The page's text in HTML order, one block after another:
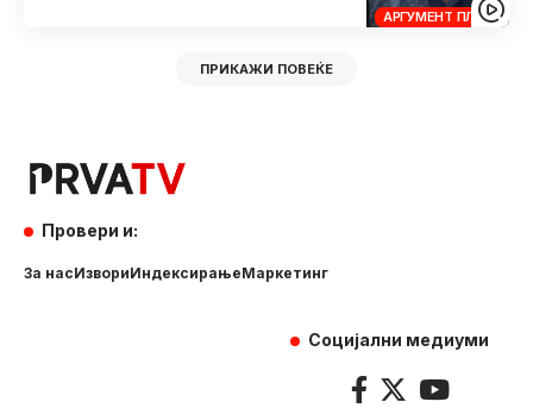
АРГУМЕНТ ПЛУС
ПРИКАЖИ ПОВЕЌЕ
Провери и:
За насИзвориИндексирањеМаркетинг
Социјални медиуми